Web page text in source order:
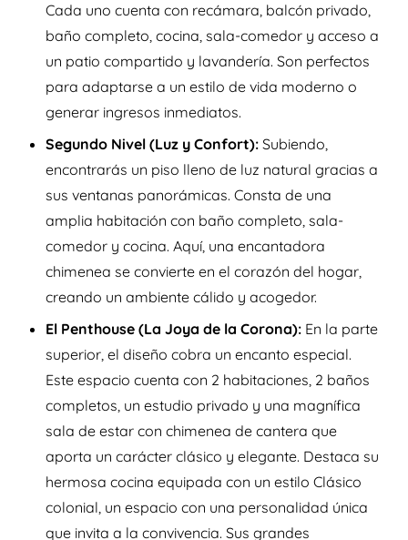
Cada uno cuenta con recámara, balcón privado,
baño completo, cocina, sala-comedor y acceso a
un patio compartido y lavandería. Son perfectos
para adaptarse a un estilo de vida moderno o
generar ingresos inmediatos.
Segundo Nivel (Luz y Confort): Subiendo,
encontrarás un piso lleno de luz natural gracias a
sus ventanas panorámicas. Consta de una
amplia habitación con baño completo, sala-
comedor y cocina. Aquí, una encantadora
chimenea se convierte en el corazón del hogar,
creando un ambiente cálido y acogedor.
El Penthouse (La Joya de la Corona): En la parte
superior, el diseño cobra un encanto especial.
Este espacio cuenta con 2 habitaciones, 2 baños
completos, un estudio privado y una magnífica
sala de estar con chimenea de cantera que
aporta un carácter clásico y elegante. Destaca su
hermosa cocina equipada con un estilo Clásico
colonial, un espacio con una personalidad única
que invita a la convivencia. Sus grandes